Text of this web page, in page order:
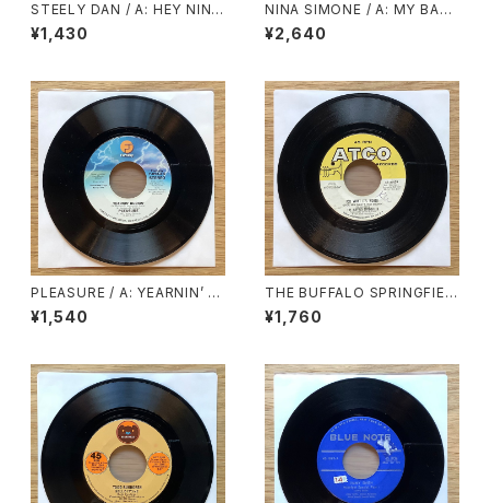
STEELY DAN / A: HEY NINE
TEEN / B: BODHISATTVA
¥1,430
NINA SIMONE / A: MY BABY
JUST CARE FOR ME / B: LO
VE ME OR LEAVE ME
¥2,640
PLEASURE / A: YEARNIN’ B
URNIN’ (STEREO) / B: YEAR
NIN’ BURNIN’ (MONO)
¥1,540
THE BUFFALO SPRINGFIEL
D / A: FOR WHAT IT’S WOR
TH / B: DO I HAVE TO COM
¥1,760